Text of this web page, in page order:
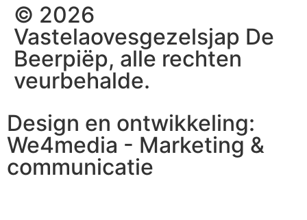
© 2026
Vastelaovesgezelsjap De
Beerpiëp, alle rechten
veurbehalde.
Design en ontwikkeling:
We4media - Marketing &
communicatie